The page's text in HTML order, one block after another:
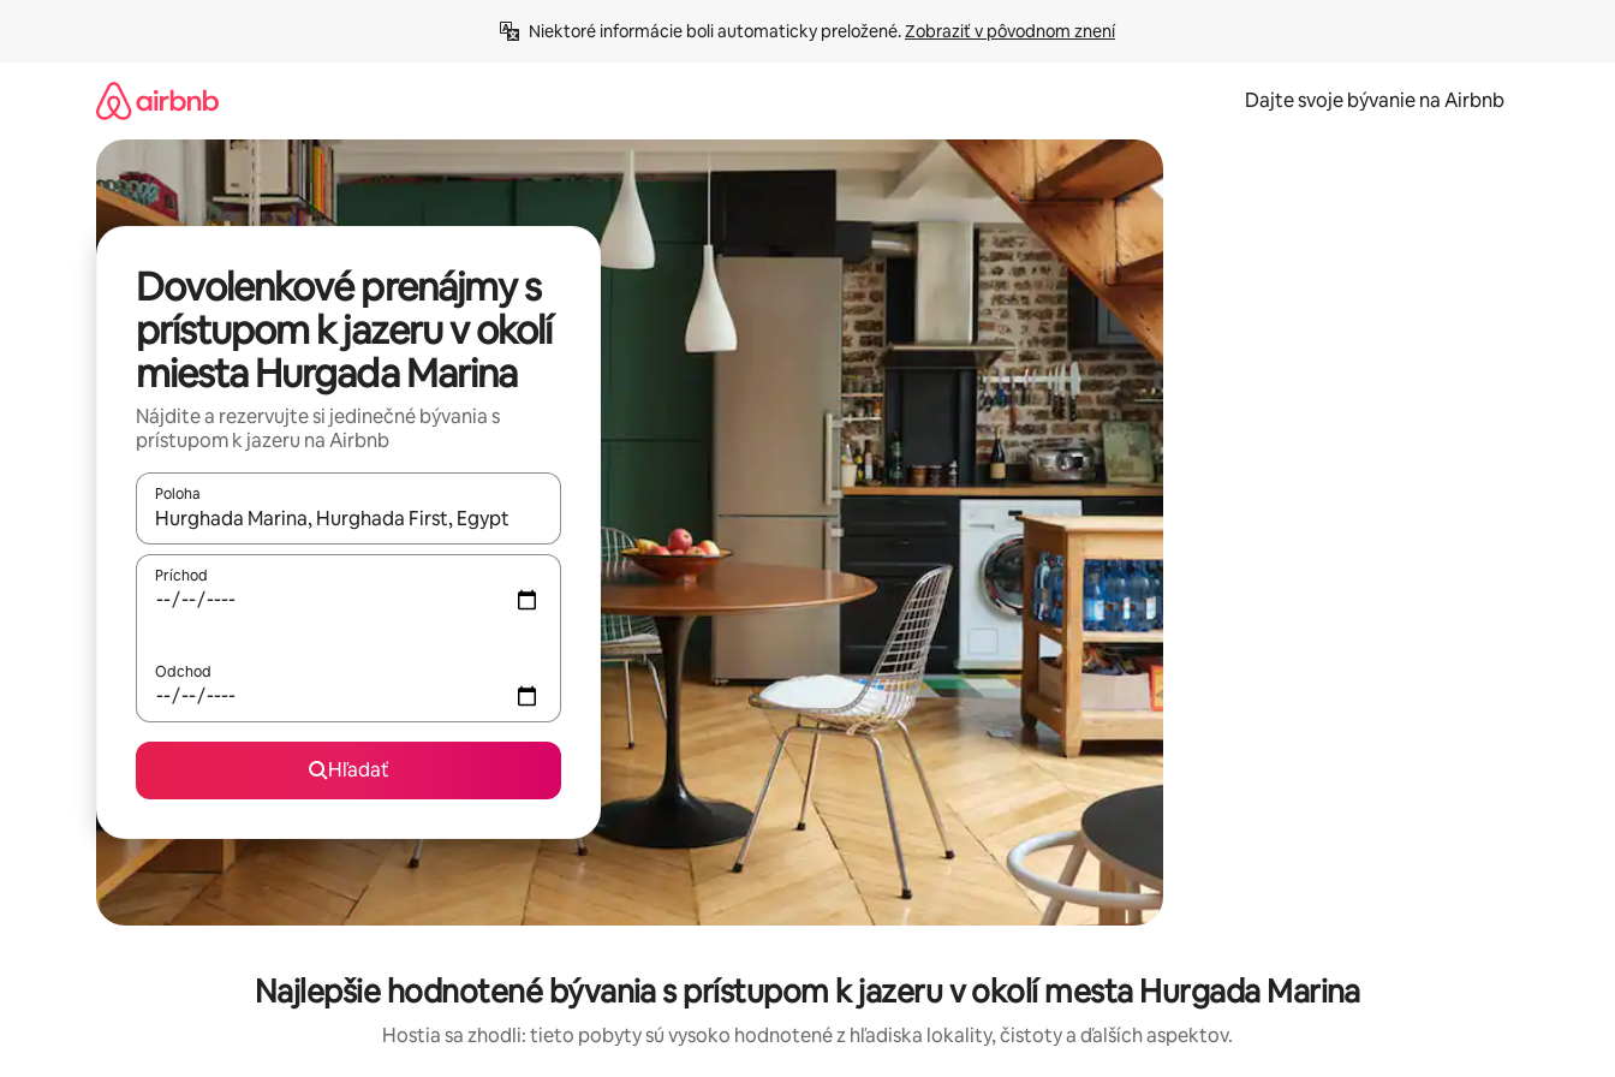
Niektoré informácie boli automaticky preložené. Zobraziť v pôvodnom znení
Dajte svoje bývanie na Airbnb
Dovolenkové prenájmy s
prístupom k jazeru v okolí
miesta Hurgada Marina
Nájdite a rezervujte si jedinečné bývania s
prístupom k jazeru na Airbnb
Poloha
Keď budú výsledky k dispozícii, môžete si ich prechádzať pomocou klávesov so šípkami nahor a nadol alebo ich preskúmať pomocou dotykových gest či potiahnutia prstom.
Príchod
Odchod
Hľadať
Najlepšie hodnotené bývania s prístupom k jazeru v okolí mesta Hurgada Marina
Hostia sa zhodli: tieto pobyty sú vysoko hodnotené z hľadiska lokality, čistoty a ďalších aspektov.